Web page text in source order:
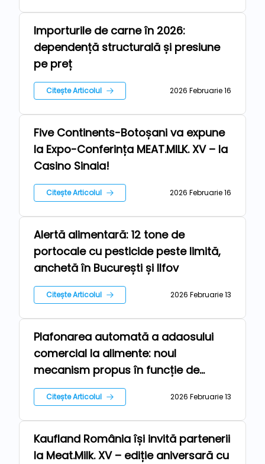
Repere
Importurile de carne în 2026:
dependență structurală și presiune
pe preț
Citește Articolul 2026 Februarie 16
Repere
Five Continents-Botoșani va expune
la Expo-Conferința MEAT.MILK. XV – la
Casino Sinaia!
Citește Articolul 2026 Februarie 16
Repere
Alertă alimentară: 12 tone de
portocale cu pesticide peste limită,
anchetă în București și Ilfov
Citește Articolul 2026 Februarie 13
Repere
Plafonarea automată a adaosului
comercial la alimente: noul
mecanism propus în funcție de
inflație
Citește Articolul 2026 Februarie 13
Repere
Kaufland România își invită partenerii
la Meat.Milk. XV – ediție aniversară cu